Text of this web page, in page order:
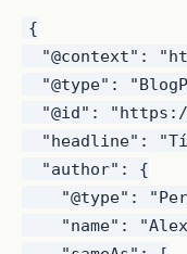
{
"@context":
"@type":
"@id":
"headline":
  "author": {
"@type":
"name":